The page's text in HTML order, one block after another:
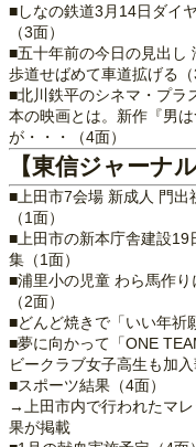
■しなの鉄道3月14日ダイ
（3面）
■五十年前の今日の見出し
歩道せばめて車道拡げる（
■北川鉄平のシネマ・プラ
本の映画とは。新作『男
が・・・（4面）
【東信ジャーナル
■上田市7会場 新成人 門出
（1面）
■上田市の新本庁舎建設19
集（1面）
■浦里小の児童 わら馬作り
（2面）
■どんど焼きで「いい年祈
■夢に向かって「ONE
ビークラブ女子高生も加入
■スポーツ結果（4面）
→上田市内で行われたマ
果が掲載